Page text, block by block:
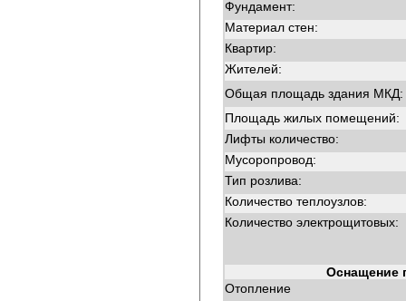
Фундамент:
Материал стен:
Квартир:
Жителей:
Общая площадь здания МКД:
Площадь жилых помещений:
Лифты количество:
Мусоропровод:
Тип розлива:
Количество теплоузлов:
Количество электрощитовых:
Оснащение
Отопление